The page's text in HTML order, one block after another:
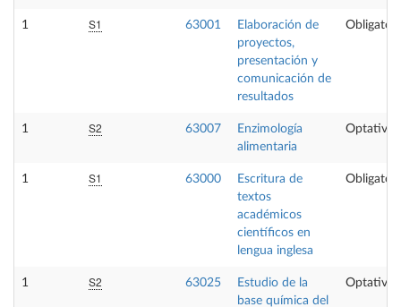
1 S1 63001
Elaboración de
proyectos,
presentación y
comunicación de
resultados
1 S2 63007
Enzimología
alimentaria
Optativa
1 S1 63000
Escritura de
textos
académicos
científicos en
lengua inglesa
1 S2 63025
Estudio de la
base química del
Optativa